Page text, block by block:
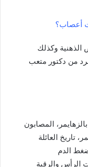
أعصاب؟
الذهنية وكذلك
من دكتور متعب
المصابون
تاريخ العائلة
ضغط الدم
الرأس والرقبة